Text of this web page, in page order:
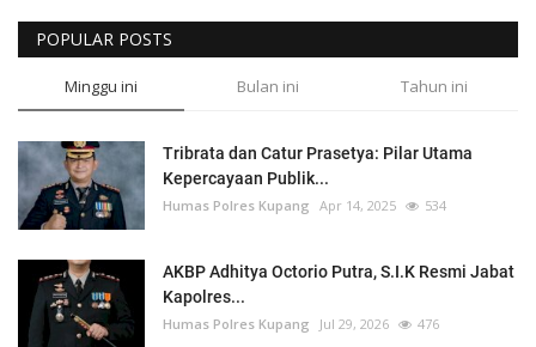
POPULAR POSTS
Minggu ini Bulan ini Tahun ini
Tribrata dan Catur Prasetya: Pilar Utama
Kepercayaan Publik...
Humas Polres Kupang Apr 14, 2025 534
AKBP Adhitya Octorio Putra, S.I.K Resmi Jabat
Kapolres...
Humas Polres Kupang Jul 29, 2026 476